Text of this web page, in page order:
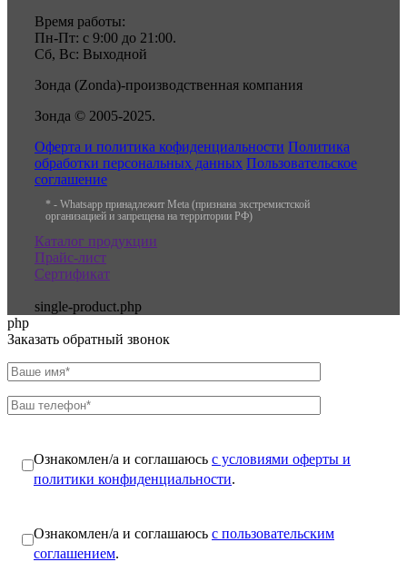
Время работы:
Пн-Пт: с 9:00 до 21:00.
Сб, Вс: Выходной
Зонда (Zonda)-производственная компания
Зонда © 2005-2025.
Оферта и политика кофиденциальности Политика
обработки персональных данных Пользовательское
соглашение
* - Whatsapp принадлежит Meta (признана экстремистской
организацией и запрещена на территории РФ)
Каталог продукции
Прайс-лист
Сертификат
single-product.php
php
Заказать обратный звонок
Ознакомлен/а и соглашаюсь с условиями оферты и
политики конфиденциальности.
Ознакомлен/а и соглашаюсь с пользовательским
соглашением.